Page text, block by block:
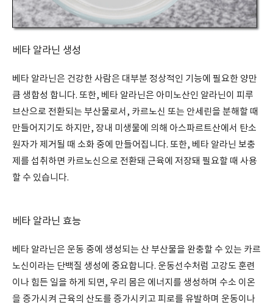
베타 알라닌 생성
베타 알라닌은 건강한 사람은 대부분 정상적인 기능에 필요한 양만
큼 생합성 합니다. 또한, 베타 알라닌은 아미노산인 알라닌이 피루
브산으로 전환되는 부산물로서, 카르노신 또는 안세린을 분해할 때
만들어지기도 하지만, 장내 미생물에 의해 아스파르트산에서 탄소
원자가 제거될 때 소화 중에 만들어집니다. 또한, 베타 알라닌 보충
제를 섭취하면 카르노신으로 전환돼 근육에 저장돼 필요할 때 사용
할 수 있습니다.
베타 알라닌 효능
베타 알라닌은 운동 중에 생성되는 산 부산물을 완충할 수 있는 카르
노신이라는 단백질 생성에 중요합니다. 운동선수처럼 고강도 훈련
이나 힘든 일을 하게 되면, 우리 몸은 에너지를 생성하며 수소 이온
을 증가시켜 근육의 산도를 증가시키고 피로를 유발하며 운동이나